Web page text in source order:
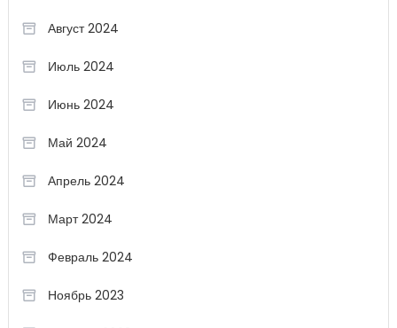
Август 2024
Июль 2024
Июнь 2024
Май 2024
Апрель 2024
Март 2024
Февраль 2024
Ноябрь 2023